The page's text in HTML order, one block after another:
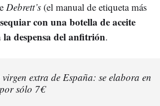
Debrett’s (el manual de etiqueta más
con una botella de aceite
despensa del anfitrión.
extra de España: se elabora en
sólo 7€